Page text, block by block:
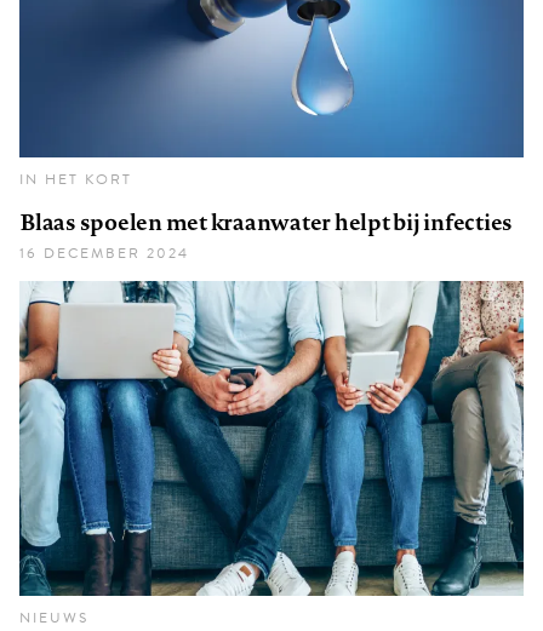
IN HET KORT
Blaas spoelen met kraanwater helpt bij infecties
16 DECEMBER 2024
NIEUWS